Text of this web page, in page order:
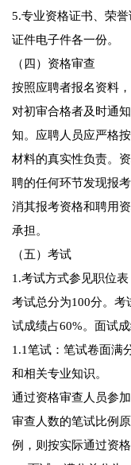
5.专业资格证书、荣
证件电子件各一份。
（四）资格审查
按照应聘者报名资料
对初审合格者及时通
知。应聘人员应严格
材料的真实性负责。
聘的任何环节发现报
消其报考资格和聘用
承担。
（五）考试
1.考试方式参见职位表
考试总分为100分。考
试成绩占60%。面试
1.1笔试：笔试卷面满
和相关专业知识。
通过资格审查人员参
审查人数的笔试比例
例，则按实际通过资